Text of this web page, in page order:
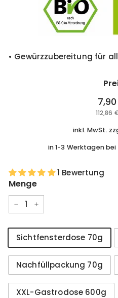
• Gewürzzubereitung für
Preis
112,86
inkl. MwSt.
in 1-3 Werktagen
1 Bewertung
Menge
− +
Style
Sichtfensterdose 70g
Nachfüllpackung 70g
XXL-Gastrodose 600g